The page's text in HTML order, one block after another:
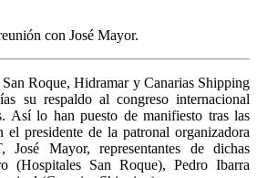
con José Mayor.
Roque, Hidramar y Canarias Shipping
su respaldo al congreso internacional
Así lo han puesto de manifiesto tras las
el presidente de la patronal organizadora
José Mayor, representantes de dichas
(Hospitales San Roque), Pedro Ibarra